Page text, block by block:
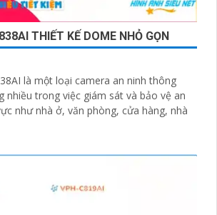
THIẾT KẾ DOME NHỎ GỌN
là một loại camera an ninh thông
nhiều trong việc giám sát và bảo vệ an
như nhà ở, văn phòng, cửa hàng, nhà